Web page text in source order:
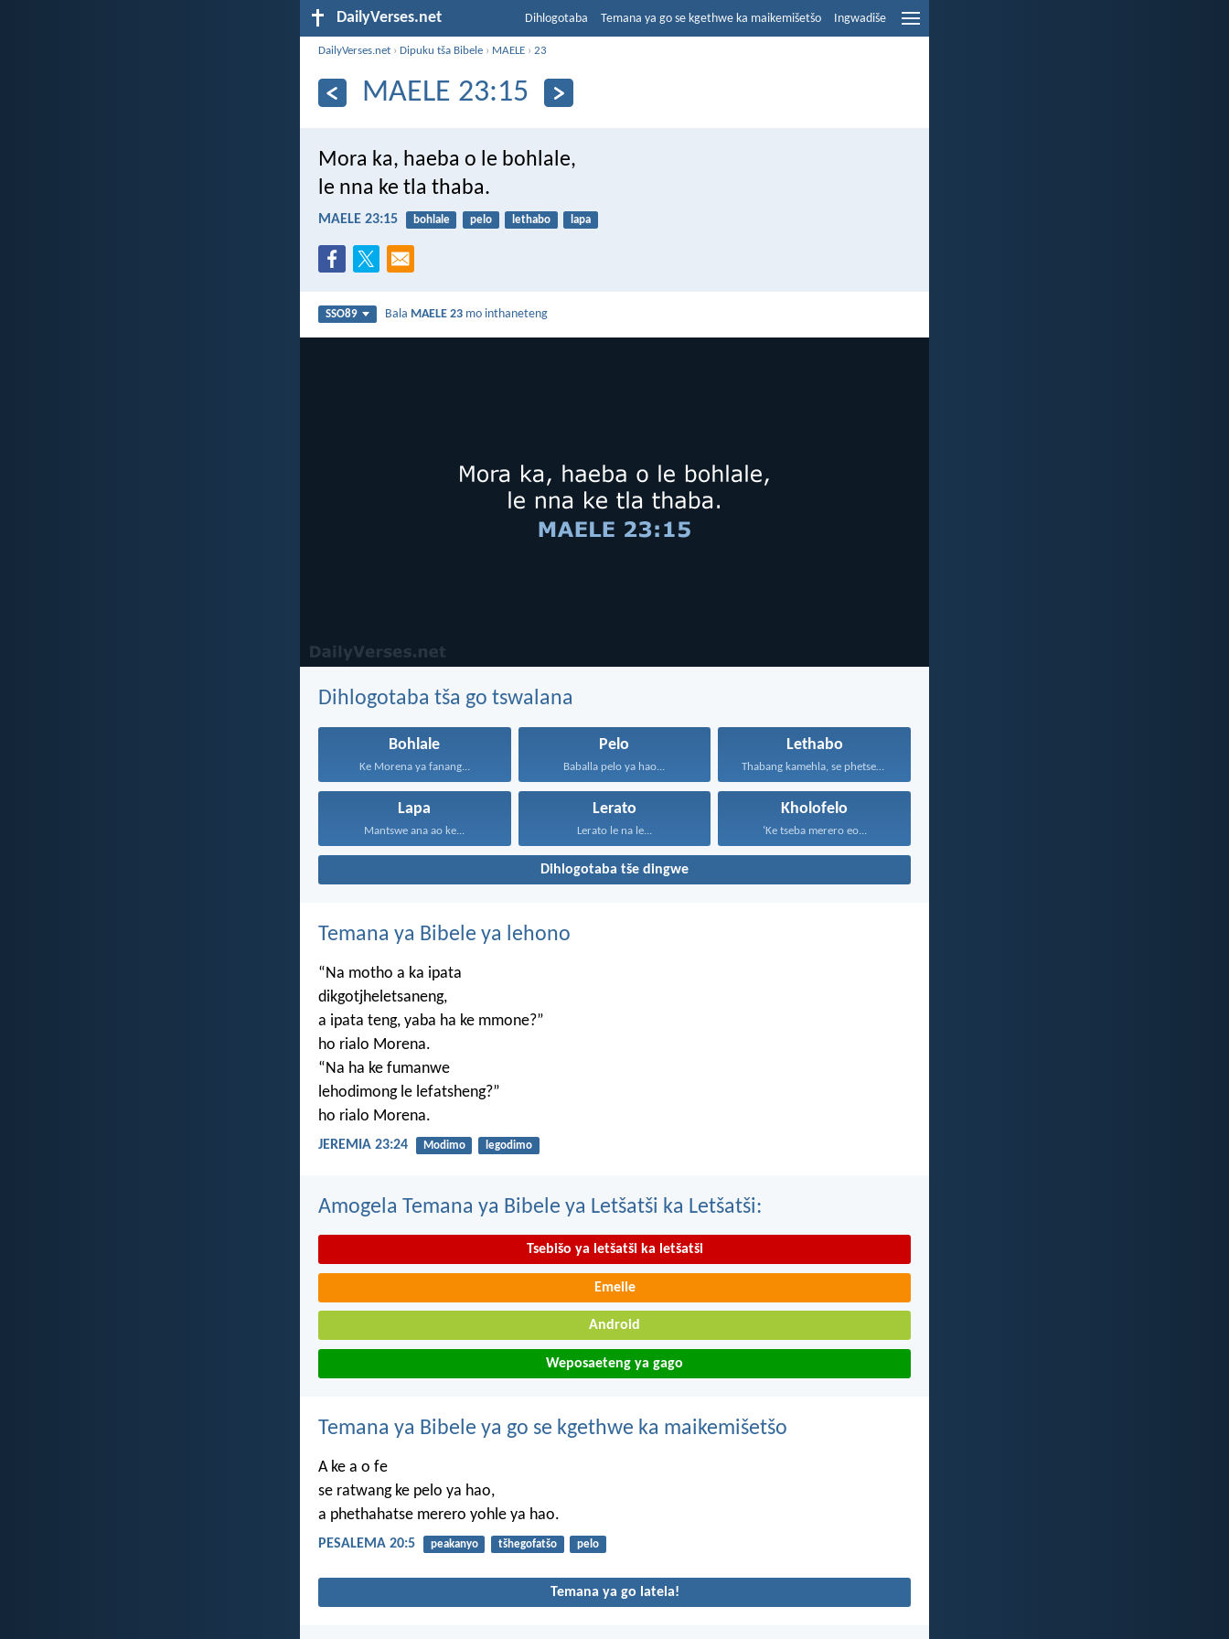
DailyVerses.net Dihlogotaba Temana ya go se kgethwe ka maikemišetšo Ingwadiše
DailyVerses.net ›Dipuku tša Bibele › MAELE ›23
MAELE 23:15
Mora ka, haeba o le bohlale,
le nna ke tla thaba.
MAELE 23:15 bohlale pelo lethabo lapa
SSO89 Bala MAELE 23 mo inthaneteng
Dihlogotaba tša go tswalana
Bohlale
Ke Morena ya fanang...
Pelo
Baballa pelo ya hao...
Lethabo
Thabang kamehla, se phetseng...
Lapa
Mantswe ana ao ke...
Lerato
Lerato le na le...
Kholofelo
‘Ke tseba merero eo...
Dihlogotaba tše dingwe
Temana ya Bibele ya lehono
“Na motho a ka ipata
dikgotjheletsaneng,
a ipata teng, yaba ha ke mmone?”
ho rialo Morena.
“Na ha ke fumanwe
lehodimong le lefatsheng?”
ho rialo Morena.
JEREMIA 23:24 Modimo legodimo
Amogela Temana ya Bibele ya Letšatši ka Letšatši:
Tsebišo ya letšatši ka letšatši
Emeile
Android
Weposaeteng ya gago
Temana ya Bibele ya go se kgethwe ka maikemišetšo
A ke a o fe
se ratwang ke pelo ya hao,
a phethahatse merero yohle ya hao.
PESALEMA 20:5 peakanyo tšhegofatšo pelo
Temana ya go latela!